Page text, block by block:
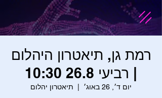
רמת גן, תיאטרון היהלום
| רביעי 26.8 10:30
יום ד׳, 26 באוג׳ תיאטרון יהלום